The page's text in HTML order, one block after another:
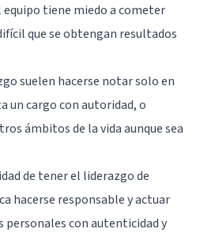
equipo tiene miedo a cometer
que se obtengan resultados
suelen hacerse notar solo en
un cargo con autoridad, o
ámbitos de la vida aunque sea
de tener el liderazgo de
hacerse responsable y actuar
personales con autenticidad y